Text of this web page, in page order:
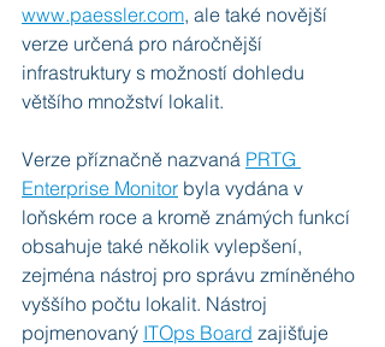
www.paessler.com, ale také novější
verze určená pro náročnější
infrastruktury s možností dohledu
většího množství lokalit.
Verze příznačně nazvaná PRTG
Enterprise Monitor byla vydána v
loňském roce a kromě známých funkcí
obsahuje také několik vylepšení,
zejména nástroj pro správu zmíněného
vyššího počtu lokalit. Nástroj
pojmenovaný ITOps Board zajišťuje